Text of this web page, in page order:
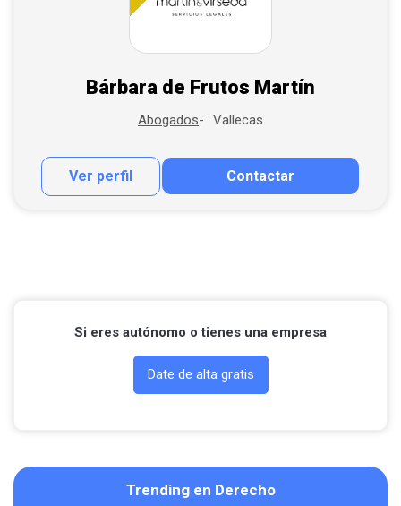
Bárbara de Frutos Martín
Abogados Vallecas
Ver perfil Contactar
Contactar por correo
Si eres autónomo o tienes una empresa
Date de alta gratis
Trending en Derecho